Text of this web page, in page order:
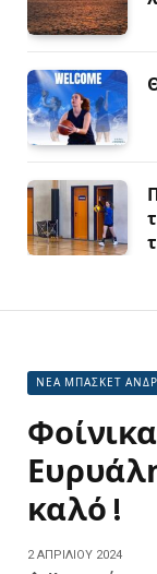
ΝΕΑ ΜΠΑΣΚΕΤ
καλό !
2 ΑΠΡΙΛΊΟΥ 2024